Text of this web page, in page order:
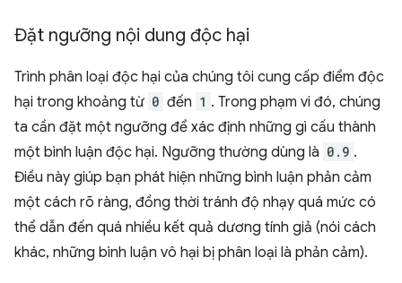
Đặt ngưỡng nội dung độc hại
Trình phân loại độc hại của chúng tôi cung cấp điểm độc
hại trong khoảng từ 0 đến 1 . Trong phạm vi đó, chúng
ta cần đặt một ngưỡng để xác định những gì cấu thành
một bình luận độc hại. Ngưỡng thường dùng là 0.9 .
Điều này giúp bạn phát hiện những bình luận phản cảm
một cách rõ ràng, đồng thời tránh độ nhạy quá mức có
thể dẫn đến quá nhiều kết quả dương tính giả (nói cách
khác, những bình luận vô hại bị phân loại là phản cảm).